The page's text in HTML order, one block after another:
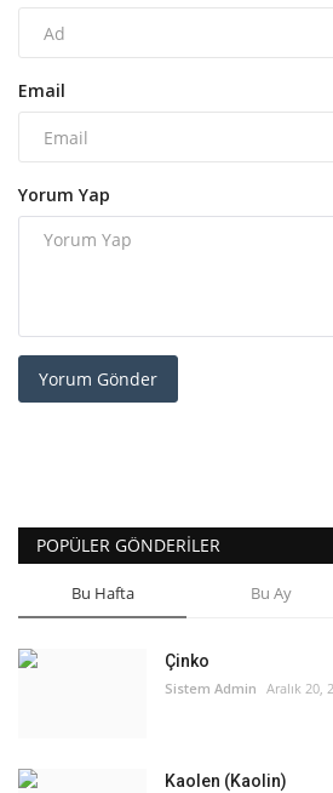
Email
Yorum Yap
Yorum Gönder
POPÜLER GÖNDERILER
Bu Hafta Bu Ay
Çinko
Sistem Admin Aralık 20,
Kaolen (Kaolin)